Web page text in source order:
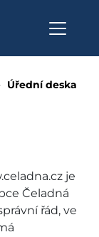
Úřední deska
je
Čeladná
řád, ve